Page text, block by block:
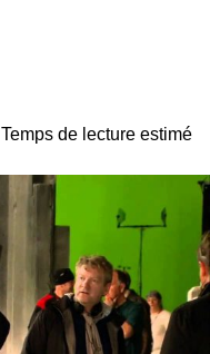
Temps de lecture estimé